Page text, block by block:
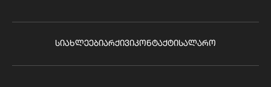
ᲡᲘᲐᲮᲚᲔᲔᲑᲘᲐᲠᲥᲘᲕᲘᲙᲝᲜᲢᲐᲥᲢᲘᲡᲐᲚᲐᲠᲝ